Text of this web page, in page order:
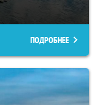
ПОДРОБНЕЕ